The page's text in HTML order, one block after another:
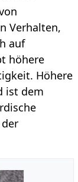
Verhalten,
auf
höhere
Höhere
ist dem